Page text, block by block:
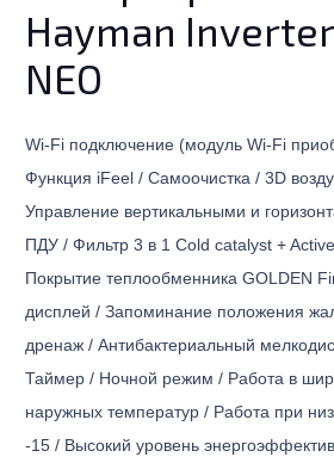
Hayman Inverter
NEO
Wi-Fi подключение (модуль Wi-Fi
Функция iFeel / Самоочистка / 3D
Управление вертикальными и
ПДУ / Фильтр 3 в 1 Cold catalyst +
Покрытие теплообменника GOLDEN
дисплей / Запоминание положения
дренаж / Антибактериальный
Таймер / Ночной режим / Работа в
наружных температур / Работа при
-15 / Высокий уровень